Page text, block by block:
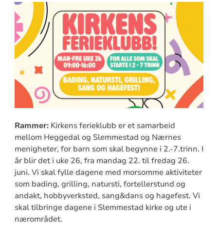
Rammer:Kirkens ferieklubb er et samarbeid
mellom Heggedal og Slemmestad og Nærnes
menigheter, for barn som skal begynne i 2.-7.trinn. I
år blir det i uke 26, fra mandag 22. til fredag 26.
juni. Vi skal fylle dagene med morsomme aktiviteter
som bading, grilling, natursti, fortellerstund og
andakt, hobbyverksted, sang&dans og hagefest. Vi
skal tilbringe dagene i Slemmestad kirke og ute i
nærområdet.